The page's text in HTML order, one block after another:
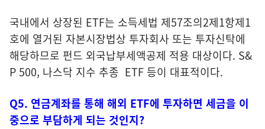
국내에서 상장된 ETF는 소득세법 제57조의2제1항제1
호에 열거된 자본시장법상 투자회사 또는 투자신탁에
해당하므로 펀드 외국납부세액공제 적용 대상이다. S&
P 500, 나스닥 지수 추종 ETF 등이 대표적이다.
Q5. 연금계좌를 통해 해외 ETF에 투자하면 세금을 이
중으로 부담하게 되는 것인지?